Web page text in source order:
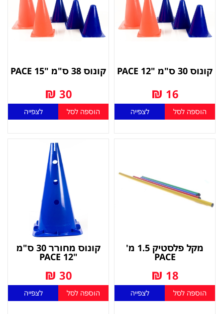
קונוס 30 ס"מ "12 PACE
16
₪
הוספה לסל לצפייה
קונוס 38 ס"מ "15 PACE
30
₪
הוספה לסל לצפייה
מקל פלסטיק 1.5 מ'
PACE
18
₪
הוספה לסל לצפייה
קונוס מחורר 30 ס"מ
"12 PACE
30
₪
הוספה לסל לצפייה